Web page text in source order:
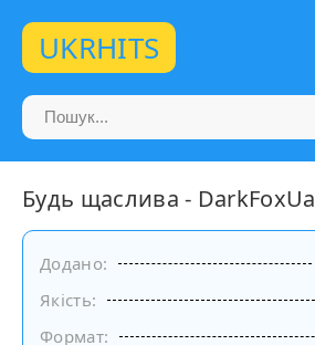
UKRHITS
Будь щаслива - DarkFoxUa
Додано:
Якість:
Формат: